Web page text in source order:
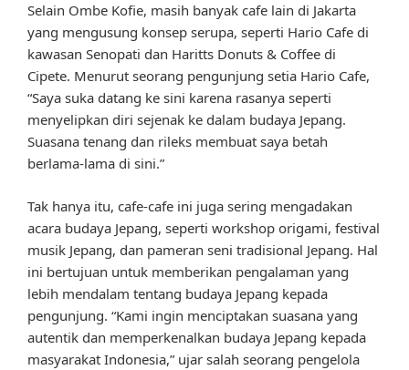
Selain Ombe Kofie, masih banyak cafe lain di Jakarta
yang mengusung konsep serupa, seperti Hario Cafe di
kawasan Senopati dan Haritts Donuts & Coffee di
Cipete. Menurut seorang pengunjung setia Hario Cafe,
“Saya suka datang ke sini karena rasanya seperti
menyelipkan diri sejenak ke dalam budaya Jepang.
Suasana tenang dan rileks membuat saya betah
berlama-lama di sini.”
Tak hanya itu, cafe-cafe ini juga sering mengadakan
acara budaya Jepang, seperti workshop origami, festival
musik Jepang, dan pameran seni tradisional Jepang. Hal
ini bertujuan untuk memberikan pengalaman yang
lebih mendalam tentang budaya Jepang kepada
pengunjung. “Kami ingin menciptakan suasana yang
autentik dan memperkenalkan budaya Jepang kepada
masyarakat Indonesia,” ujar salah seorang pengelola